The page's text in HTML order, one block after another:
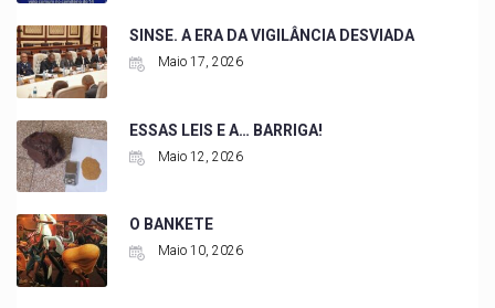
SINSE. A ERA DA VIGILÂNCIA DESVIADA
Maio 17, 2026
ESSAS LEIS E A… BARRIGA!
Maio 12, 2026
O BANKETE
Maio 10, 2026